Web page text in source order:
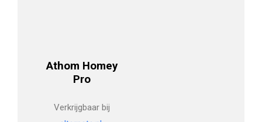
Athom Homey
Pro
Verkrijgbaar bij